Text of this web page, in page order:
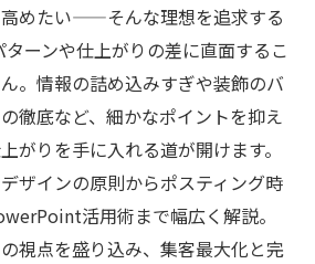
めたい——そんな理想を追求する
ーンや仕上がりの差に直面するこ
。情報の詰め込みすぎや装飾のバ
徹底など、細かなポイントを抑え
がりを手に入れる道が開けます。
ザインの原則からポスティング時
活用術まで幅広く解説。
視点を盛り込み、集客最大化と完